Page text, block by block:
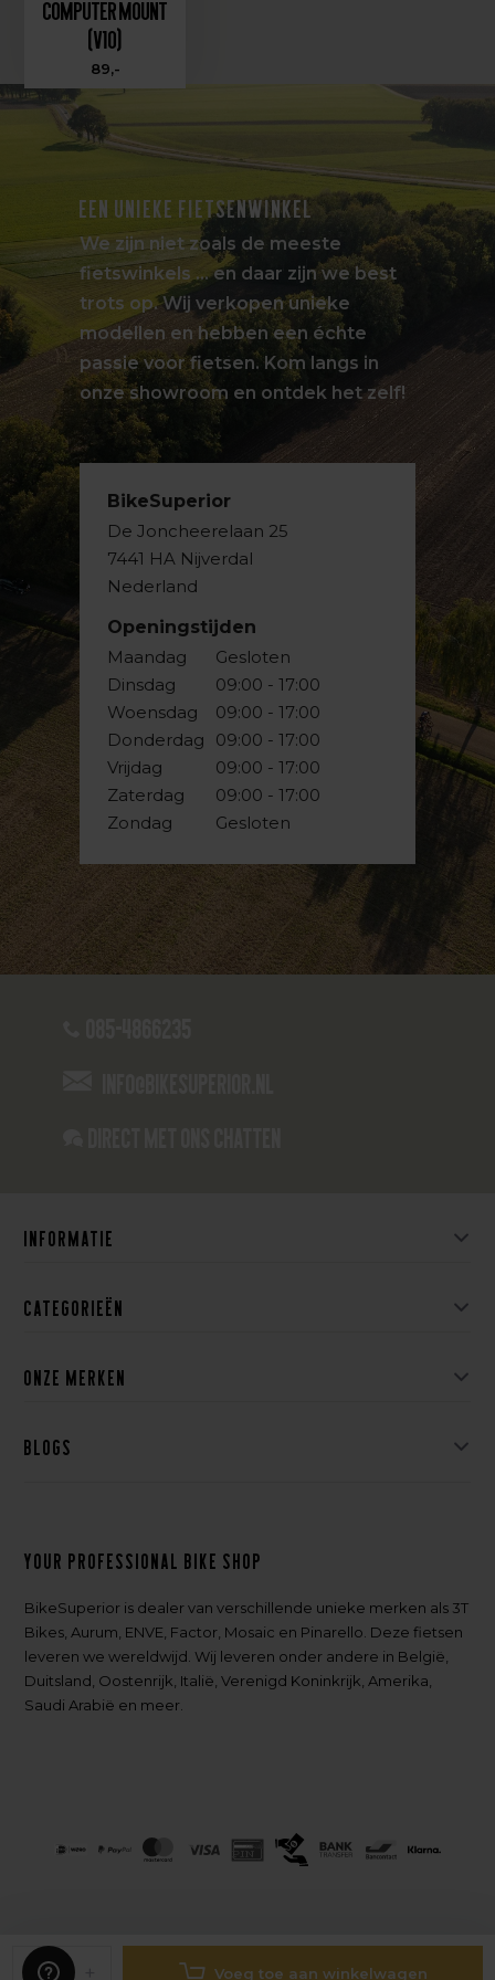
Voeg toe aan winkelwagen
Computer Mount
(V10)
89,-
EEN UNIEKE FIETSENWINKEL
We zijn niet zoals de meeste
fietswinkels … en daar zijn we best
trots op. Wij verkopen unieke
modellen en hebben een échte
passie voor fietsen. Kom langs in
onze showroom en ontdek het zelf!
BikeSuperior
De Joncheerelaan 25
7441 HA Nijverdal
Nederland
Openingstijden
Maandag
Dinsdag
Woensdag
Donderdag
Vrijdag
Zaterdag
Zondag
Gesloten
09:00 - 17:00
09:00 - 17:00
09:00 - 17:00
09:00 - 17:00
09:00 - 17:00
Gesloten
Informatie
Categorieën
Onze merken
Blogs
Your professional bike shop
BikeSuperior is dealer van verschillende unieke merken als 3T
Bikes, Aurum, ENVE, Factor, Mosaic en Pinarello. Deze fietsen
leveren we wereldwijd. Wij leveren onder andere in België,
Duitsland, Oostenrijk, Italië, Verenigd Koninkrijk, Amerika,
Saudi Arabië en meer.